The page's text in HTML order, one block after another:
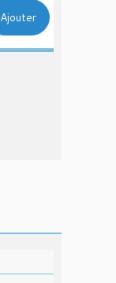
Ajouter